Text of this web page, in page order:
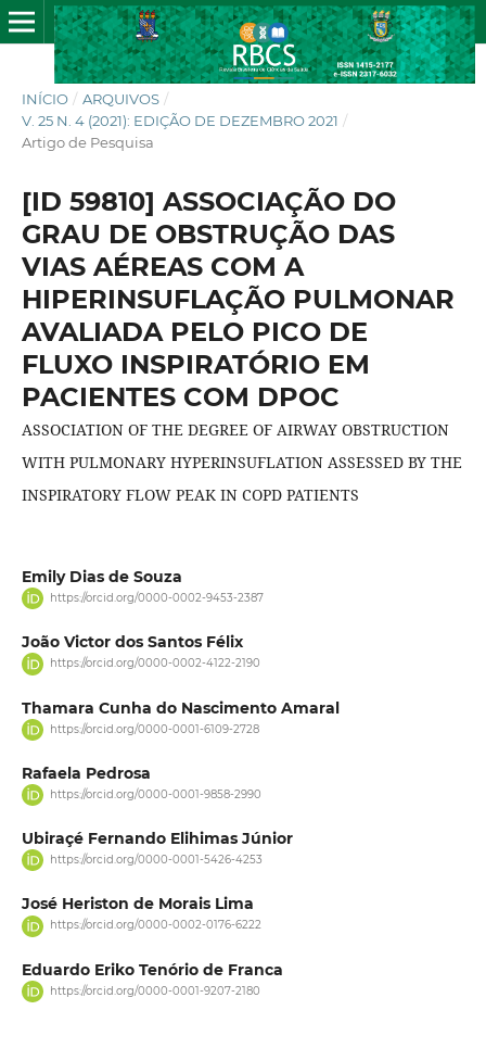
INÍCIO / ARQUIVOS /
V. 25 N. 4 (2021): EDIÇÃO DE DEZEMBRO 2021 /
Artigo de Pesquisa
[ID 59810] ASSOCIAÇÃO DO
GRAU DE OBSTRUÇÃO DAS
VIAS AÉREAS COM A
HIPERINSUFLAÇÃO PULMONAR
AVALIADA PELO PICO DE
FLUXO INSPIRATÓRIO EM
PACIENTES COM DPOC
ASSOCIATION OF THE DEGREE OF AIRWAY OBSTRUCTION
WITH PULMONARY HYPERINSUFLATION ASSESSED BY THE
INSPIRATORY FLOW PEAK IN COPD PATIENTS
Emily Dias de Souza
https://orcid.org/0000-0002-9453-2387
João Victor dos Santos Félix
https://orcid.org/0000-0002-4122-2190
Thamara Cunha do Nascimento Amaral
https://orcid.org/0000-0001-6109-2728
Rafaela Pedrosa
https://orcid.org/0000-0001-9858-2990
Ubiraçé Fernando Elihimas Júnior
https://orcid.org/0000-0001-5426-4253
José Heriston de Morais Lima
https://orcid.org/0000-0002-0176-6222
Eduardo Eriko Tenório de Franca
https://orcid.org/0000-0001-9207-2180